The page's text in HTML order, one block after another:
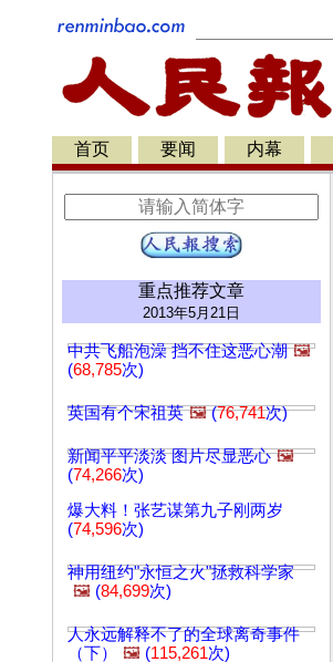
首页 要闻 内幕
重点推荐文章
2013年5月21日
中共飞船泡澡 挡不住这恶心潮 🖼️
(68,785次)
英国有个宋祖英 🖼️(76,741次)
新闻平平淡淡 图片尽显恶心 🖼️
(74,266次)
爆大料！张艺谋第九子刚两岁
(74,596次)
神用纽约"永恒之火"拯救科学家
🖼️ (84,699次)
人永远解释不了的全球离奇事件
（下）
🖼️ (115,261次)